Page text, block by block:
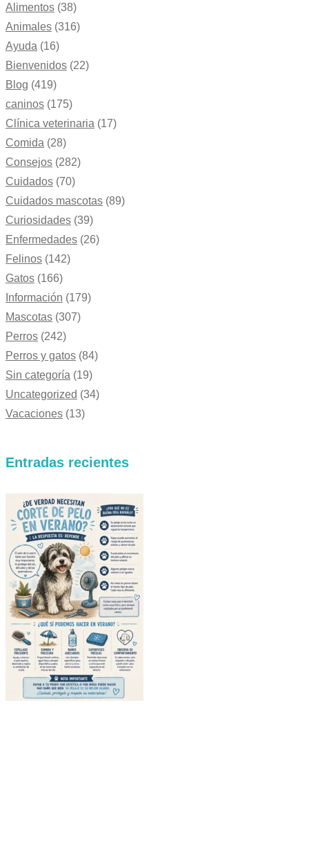
Alimentos (38)
Animales (316)
Ayuda (16)
Bienvenidos (22)
Blog (419)
caninos (175)
Clínica veterinaria (17)
Comida (28)
Consejos (282)
Cuidados (70)
Cuidados mascotas (89)
Curiosidades (39)
Enfermedades (26)
Felinos (142)
Gatos (166)
Información (179)
Mascotas (307)
Perros (242)
Perros y gatos (84)
Sin categoría (19)
Uncategorized (34)
Vacaciones (13)
Entradas recientes